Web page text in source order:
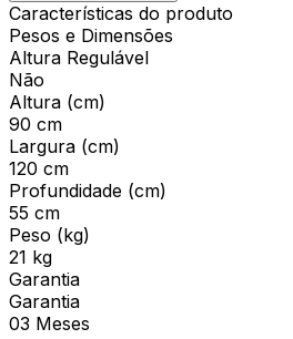
Características do produto
Pesos e Dimensões
Altura Regulável
Não
Altura (cm)
90 cm
Largura (cm)
120 cm
Profundidade (cm)
55 cm
Peso (kg)
21 kg
Garantia
Garantia
03 Meses